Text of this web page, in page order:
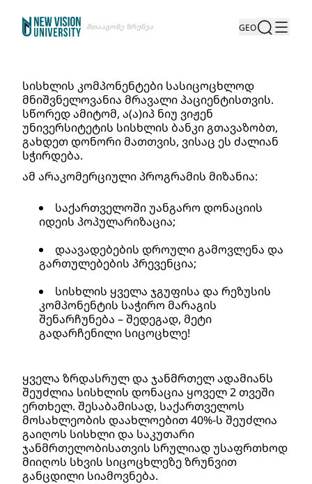
Შთააგონე Ზრუნვა GEO
სისხლის კომპონენტები სასიცოცხლოდ
მნიშვნელოვანია მრავალი პაციენტისთვის.
სწორედ ამიტომ, ა(ა)იპ ნიუ ვიჟენ
უნივერსიტეტის სისხლის ბანკი გთავაზობთ,
გახდეთ დონორი მათთვის, ვისაც ეს ძალიან
სჭირდება.
ამ არაკომერციული პროგრამის მიზანია:
საქართველოში უანგარო დონაციის
იდეის პოპულარიზაცია;
დაავადებების დროული გამოვლენა და
გართულებების პრევენცია;
სისხლის ყველა ჯგუფისა და რეზუსის
კომპონენტის საჭირო მარაგის
შენარჩუნება – შედეგად, მეტი
გადარჩენილი სიცოცხლე!
ყველა ზრდასრულ და ჯანმრთელ ადამიანს
შეუძლია სისხლის დონაცია ყოველ 2 თვეში
ერთხელ. შესაბამისად, საქართველოს
მოსახლეობის დაახლოებით 40%-ს შეუძლია
გაიღოს სისხლი და საკუთარი
ჯანმრთელობისათვის სრულიად უსაფრთხოდ
მიიღოს სხვის სიცოცხლეზე ზრუნვით
განცდილი სიამოვნება.